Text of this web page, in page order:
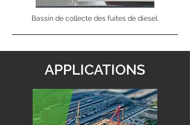
Bassin de collecte des fuites de diesel.
APPLICATIONS